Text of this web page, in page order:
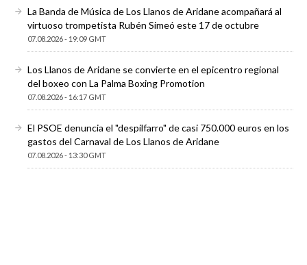
La Banda de Música de Los Llanos de Aridane acompañará al
virtuoso trompetista Rubén Simeó este 17 de octubre
07.08.2026 - 19:09 GMT
Los Llanos de Aridane se convierte en el epicentro regional
del boxeo con La Palma Boxing Promotion
07.08.2026 - 16:17 GMT
El PSOE denuncia el "despilfarro" de casi 750.000 euros en los
gastos del Carnaval de Los Llanos de Aridane
07.08.2026 - 13:30 GMT